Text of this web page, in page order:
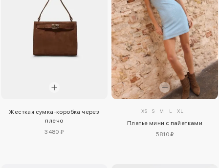
Жесткая сумка-коробка через
плечо
3480 ₽
XS S M L XL
Платье мини с пайетками
5810 ₽